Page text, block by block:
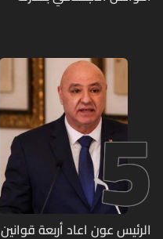
وقع ضحيّة أعماله؟
5
الرئيس عون اعاد أربعة قوانين